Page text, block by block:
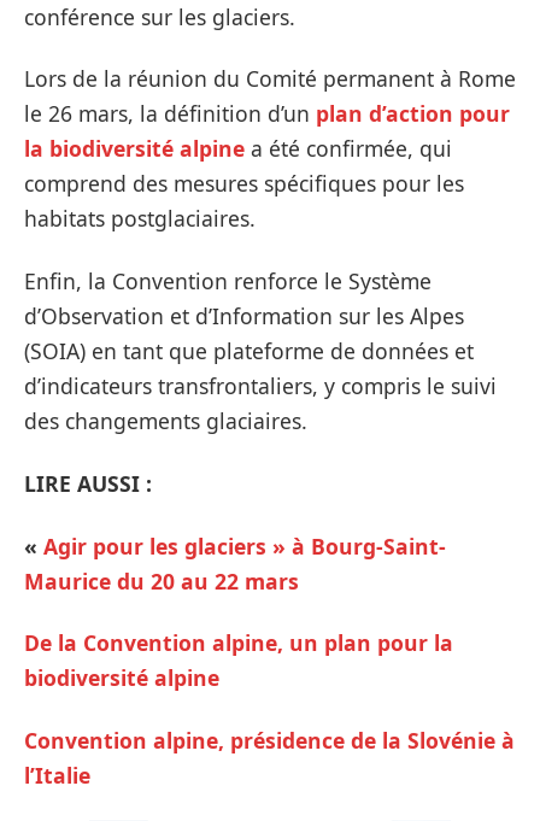
conférence sur les glaciers.
Lors de la réunion du Comité permanent à Rome
le 26 mars, la définition d’un plan d’action pour
la biodiversité alpine a été confirmée, qui
comprend des mesures spécifiques pour les
habitats postglaciaires.
Enfin, la Convention renforce le Système
d’Observation et d’Information sur les Alpes
(SOIA) en tant que plateforme de données et
d’indicateurs transfrontaliers, y compris le suivi
des changements glaciaires.
LIRE AUSSI :
« Agir pour les glaciers » à Bourg-Saint-
Maurice du 20 au 22 mars
De la Convention alpine, un plan pour la
biodiversité alpine
Convention alpine, présidence de la Slovénie à
l’Italie